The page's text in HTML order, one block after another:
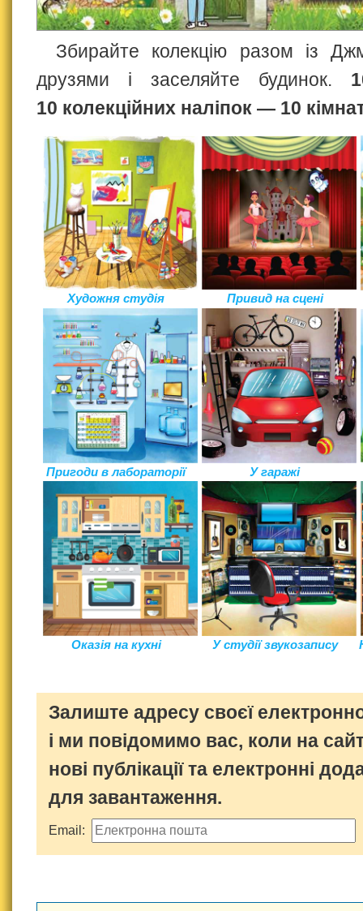
Збирайте колекцію разом із
друзями і заселяйте будинок.
10 колекційних наліпок — 10
Художня студія Привид на сцені
Пригоди в лабораторії У гаражі
Оказія на кухні У студії звукозапису
Залиште адресу своєї
і ми повідомимо вас, коли на
нові публікації та електронні
для завантаження.
Email: